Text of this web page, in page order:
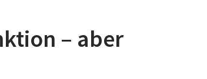
– aber